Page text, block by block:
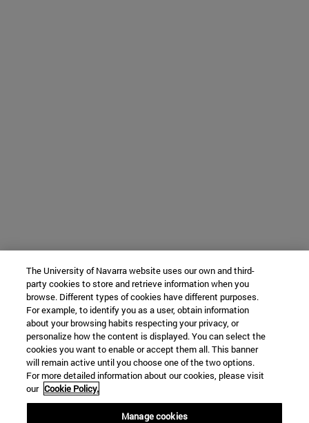
The University of Navarra website uses our own and third-
party cookies to store and retrieve information when you
browse. Different types of cookies have different purposes.
For example, to identify you as a user, obtain information
about your browsing habits respecting your privacy, or
personalize how the content is displayed. You can select the
cookies you want to enable or accept them all. This banner
will remain active until you choose one of the two options.
For more detailed information about our cookies, please visit
our Cookie Policy.
Manage cookies